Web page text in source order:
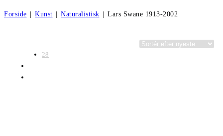
Forside | Kunst | Naturalistisk | Lars Swane 1913-2002
28